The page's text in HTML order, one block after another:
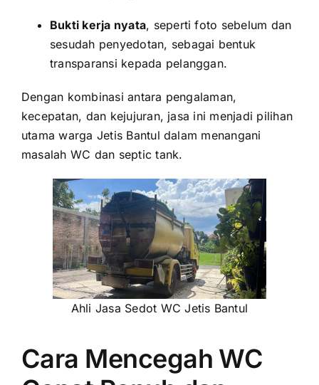
Bukti kerja nyata, seperti foto sebelum dan
sesudah penyedotan, sebagai bentuk
transparansi kepada pelanggan.
Dengan kombinasi antara pengalaman,
kecepatan, dan kejujuran, jasa ini menjadi pilihan
utama warga Jetis Bantul dalam menangani
masalah WC dan septic tank.
Ahli Jasa Sedot WC Jetis Bantul
Cara Mencegah WC